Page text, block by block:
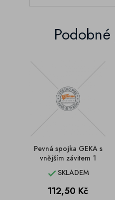
Podobné
Pevná spojka GEKA s
vnějším závitem 1
SKLADEM
Cena
112,50 Kč